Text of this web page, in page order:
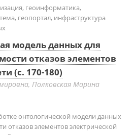
геоинформатика,
геопортал, инфраструктура
модель данных для
отказов элементов
(с. 170-180)
Полковская Марина
онтологической модели данных
отказов элементов электрической